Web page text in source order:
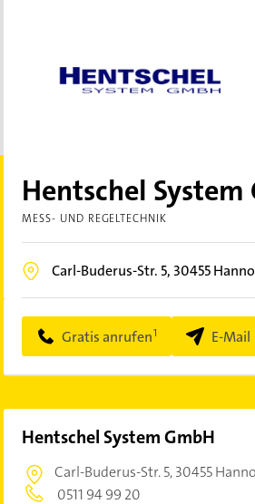
Hentschel System
MESS- UND REGELTECHNIK
Carl-Buderus-Str. 5, 30455
Gratis anrufen E-Mail
Hentschel System GmbH
Carl-Buderus-Str. 5,30455
0511 94 99 20